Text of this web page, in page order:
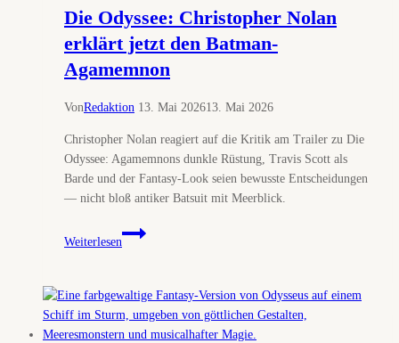
Stunden
Die Odyssee: Christopher Nolan
erklärt jetzt den Batman-
Agamemnon
VonRedaktion 13. Mai 202613. Mai 2026
Christopher Nolan reagiert auf die Kritik am Trailer zu Die
Odyssee: Agamemnons dunkle Rüstung, Travis Scott als
Barde und der Fantasy-Look seien bewusste Entscheidungen
— nicht bloß antiker Batsuit mit Meerblick.
Weiterlesen
Die
Odyssee:
Nolan